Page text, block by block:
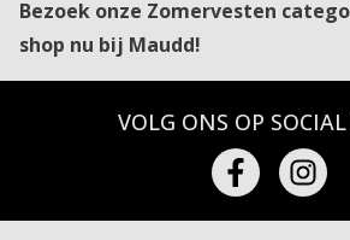
Bezoek onze Zomervesten
shop nu bij Maudd!
VOLG ONS OP